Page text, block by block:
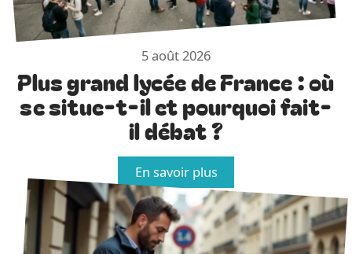
5 août 2026
Plus grand lycée de France : où
se situe-t-il et pourquoi fait-
il débat ?
En savoir plus